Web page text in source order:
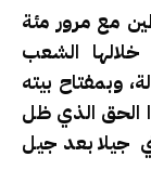
مع مرور مئة
الشعب
وبمفتاح بيته
الحق الذي ظل
جيلا بعد جيل